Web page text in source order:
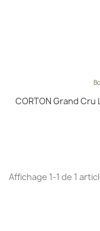
CORTON Grand Cru
Affichage 1-1 de 1